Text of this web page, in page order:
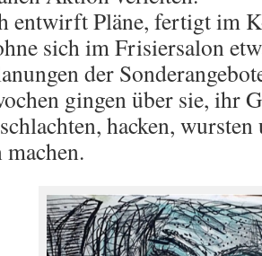
entwirft Pläne, fertigt im
sich im Frisiersalon
der
gingen über sie, ihr
hacken,
machen.